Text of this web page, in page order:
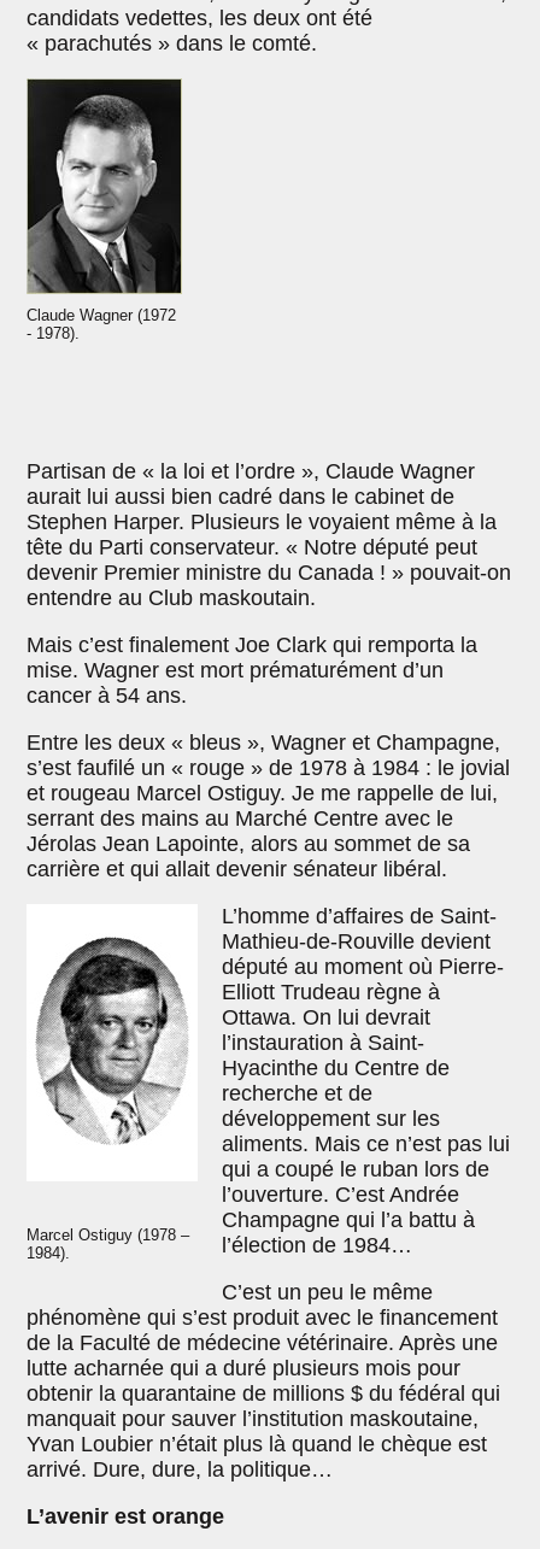
candidats vedettes, les deux ont été
« parachutés » dans le comté.
Claude Wagner (1972
- 1978).
Partisan de « la loi et l’ordre », Claude Wagner
aurait lui aussi bien cadré dans le cabinet de
Stephen Harper. Plusieurs le voyaient même à la
tête du Parti conservateur. « Notre député peut
devenir Premier ministre du Canada ! » pouvait-on
entendre au Club maskoutain.
Mais c’est finalement Joe Clark qui remporta la
mise. Wagner est mort prématurément d’un
cancer à 54 ans.
Entre les deux « bleus », Wagner et Champagne,
s’est faufilé un « rouge » de 1978 à 1984 : le jovial
et rougeau Marcel Ostiguy. Je me rappelle de lui,
serrant des mains au Marché Centre avec le
Jérolas Jean Lapointe, alors au sommet de sa
carrière et qui allait devenir sénateur libéral.
Marcel Ostiguy (1978 –
1984).
L’homme d’affaires de Saint-
Mathieu-de-Rouville devient
député au moment où Pierre-
Elliott Trudeau règne à
Ottawa. On lui devrait
l’instauration à Saint-
Hyacinthe du Centre de
recherche et de
développement sur les
aliments. Mais ce n’est pas lui
qui a coupé le ruban lors de
l’ouverture. C’est Andrée
Champagne qui l’a battu à
l’élection de 1984…
C’est un peu le même
phénomène qui s’est produit avec le financement
de la Faculté de médecine vétérinaire. Après une
lutte acharnée qui a duré plusieurs mois pour
obtenir la quarantaine de millions $ du fédéral qui
manquait pour sauver l’institution maskoutaine,
Yvan Loubier n’était plus là quand le chèque est
arrivé. Dure, dure, la politique…
L’avenir est orange